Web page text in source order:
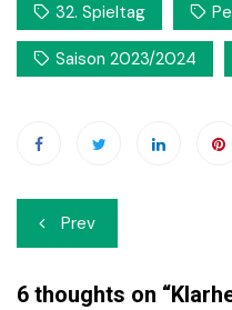
32. Spieltag
Saison 2023/2024
Beitrags-
Navigation
Prev
6 thoughts on “